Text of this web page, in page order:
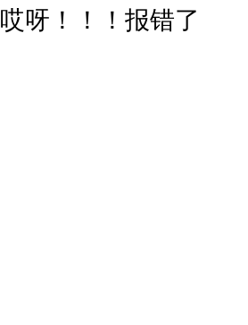
哎呀！！！报错了